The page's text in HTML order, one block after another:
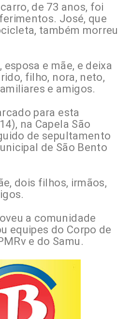
de 73 anos, foi
José, que
também morreu
e mãe, e deixa
filho, nora, neto,
e amigos.
para esta
na Capela São
de sepultamento
de São Bento
dois filhos, irmãos,
a comunidade
equipes do Corpo de
e do Samu.